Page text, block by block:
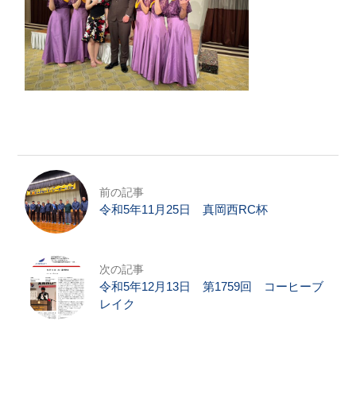
前の記事
令和5年11月25日 真岡西RC杯
次の記事
令和5年12月13日 第1759回 コーヒーブ
レイク